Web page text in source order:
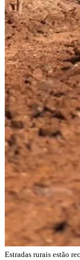
Estradas rurais estão